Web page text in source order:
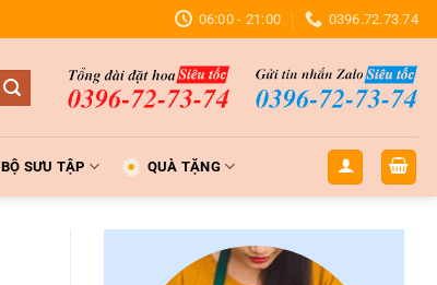
06:00 - 21:00 0396.72.73.74
BỘ SƯU TẬP QUÀ TẶNG